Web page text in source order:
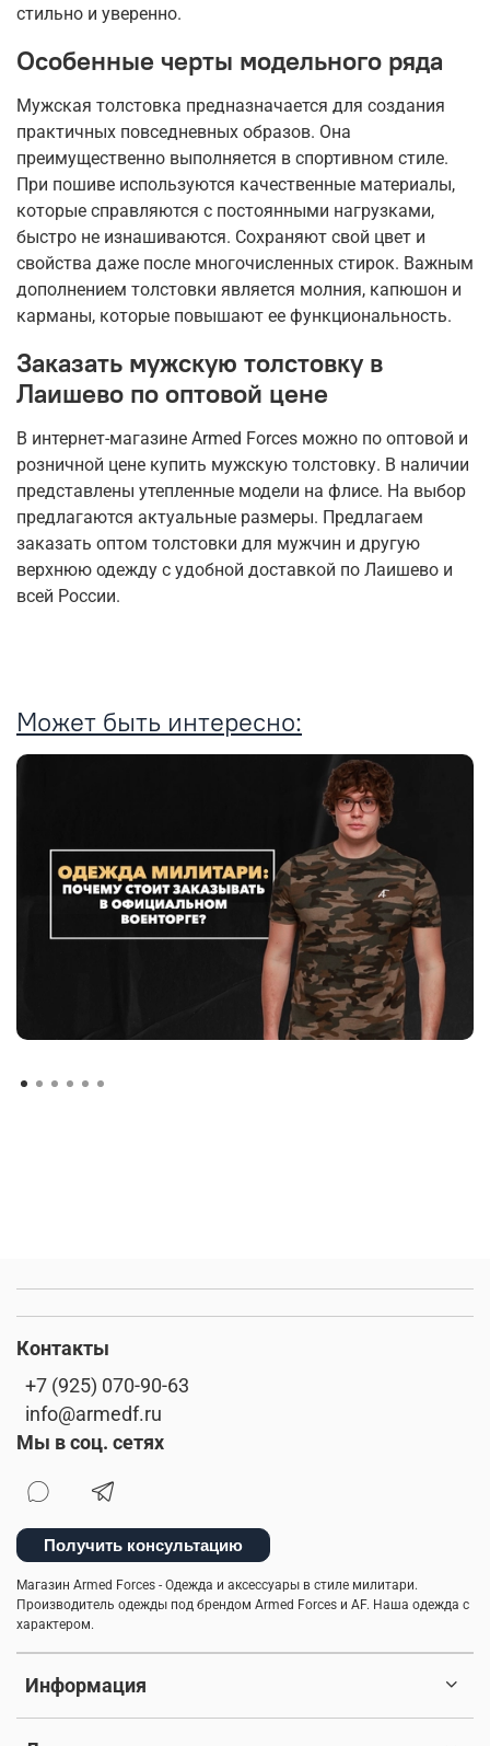
стильно и уверенно.
Особенные черты модельного ряда
Мужская толстовка предназначается для создания
практичных повседневных образов. Она
преимущественно выполняется в спортивном стиле.
При пошиве используются качественные материалы,
которые справляются с постоянными нагрузками,
быстро не изнашиваются. Сохраняют свой цвет и
свойства даже после многочисленных стирок. Важным
дополнением толстовки является молния, капюшон и
карманы, которые повышают ее функциональность.
Заказать мужскую толстовку в
Лаишево по оптовой цене
В интернет-магазине Armed Forces можно по оптовой и
розничной цене купить мужскую толстовку. В наличии
представлены утепленные модели на флисе. На выбор
предлагаются актуальные размеры. Предлагаем
заказать оптом толстовки для мужчин и другую
верхнюю одежду с удобной доставкой по Лаишево и
всей России.
Может быть интересно:
Информация
Контакты
+7 (925) 070-90-63
info@armedf.ru
Мы в соц. сетях
Получить консультацию
Магазин Armed Forces - Одежда и аксессуары в стиле милитари.
Производитель одежды под брендом Armed Forces и AF. Наша одежда с
характером.